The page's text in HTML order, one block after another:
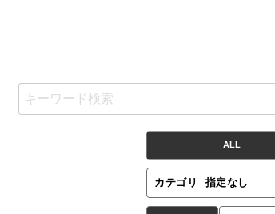
ALL
カテゴリ 指定なし